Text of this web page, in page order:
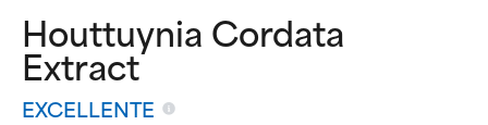
Houttuynia Cordata
Extract
EXCELLENTE